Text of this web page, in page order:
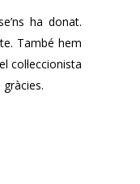
ha donat.
També hem
col·leccionista